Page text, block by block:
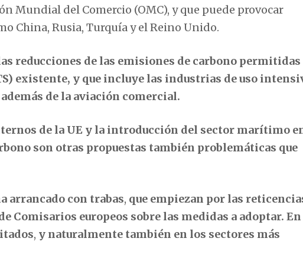
Mundial del Comercio (OMC), y que puede provocar
China, Rusia, Turquía y el Reino Unido.
reducciones de las emisiones de carbono permitidas
existente, y que incluye las industrias de uso
de la aviación comercial.
de la UE y la introducción del sector marítimo
son otras propuestas también problemáticas que
arrancado con trabas, que empiezan por las
Comisarios europeos sobre las medidas a adoptar. En
, y naturalmente también en los sectores más